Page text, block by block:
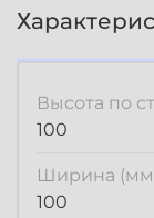
Высота по
100
Ширина
100